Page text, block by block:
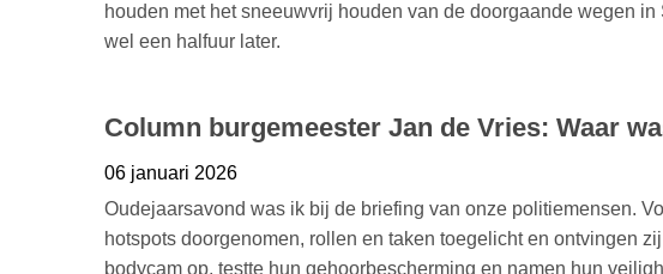
houden met het sneeuwvrij houden van de doorgaande wegen
wel een halfuur later.
Column burgemeester Jan de Vries: Waar
06 januari 2026
Oudejaarsavond was ik bij de briefing van onze politiemensen.
hotspots doorgenomen, rollen en taken toegelicht en ontvingen
bodycam op, testte hun gehoorbescherming en namen hun